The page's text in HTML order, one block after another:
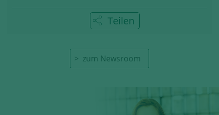
Teilen
zum Newsroom